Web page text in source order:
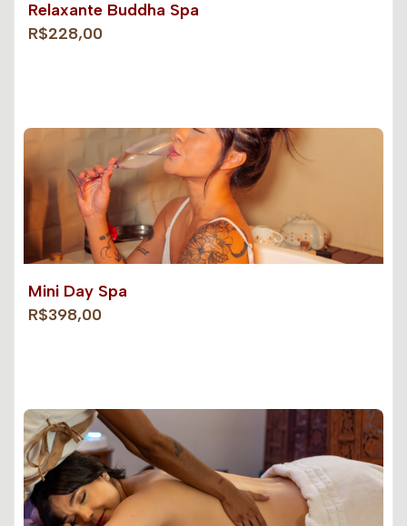
Relaxante Buddha Spa
R$228,00
Mini Day Spa
R$398,00